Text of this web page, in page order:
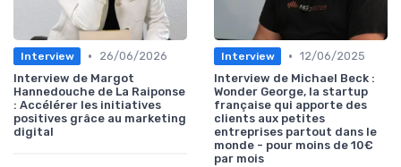
Interview •
26/06/2026
Interview de Margot
Hannedouche de La Raiponse
: Accélérer les initiatives
positives grâce au marketing
digital
Interview • 12/06/2025
Interview de Michael Beck :
Wonder George, la startup
française qui apporte des
clients aux petites
entreprises partout dans le
monde - pour moins de 10€
par mois